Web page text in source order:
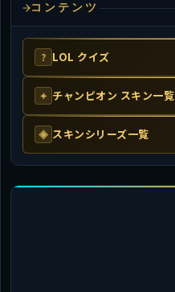
コンテンツ
? LOL クイズ
✦ チャンピオン スキン一覧
◈ スキンシリーズ一覧